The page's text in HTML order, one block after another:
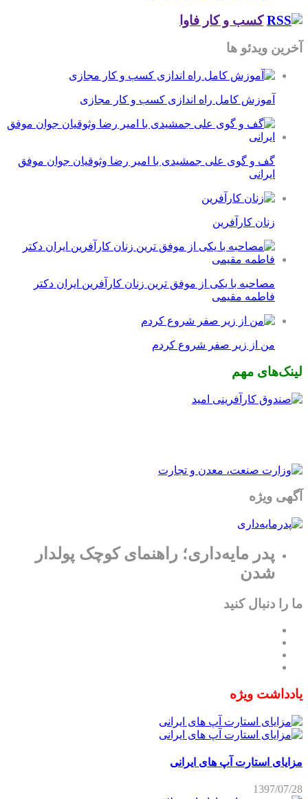
کسب و کار فاوا
آخرین ویدئو ها
آموزش کامل راه اندازی کسب و کار مجازی
گف و گوی علی جمشیدی با امیر رضا وثوقیان جوان موفق
ایرانی
زنان کارآفرین
مصاحبه با یکی از موفق ترین زنان کارآفرین ایران دکتر
فاطمه مقیمی
من از زیر صفر شروع کردم
لینک‌های مهم
آگهی ویژه
پدر مایه‌داری؛ راهنمای کوچک پولدار
شدن
ما را دنبال کنید
یادداشت ویژه
مزایای استارت آپ های ایرانی
1397/07/28